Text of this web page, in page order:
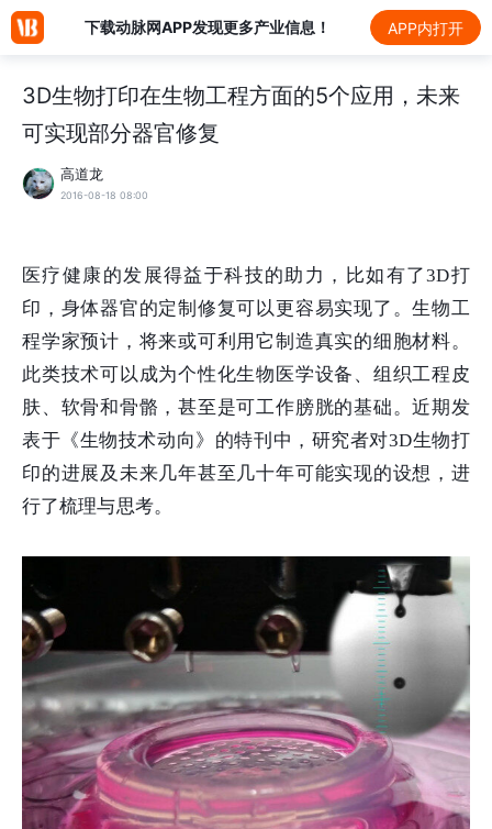
下载动脉网APP发现更多产业信息！ APP内打开
3D生物打印在生物工程方面的5个应用，未来
可实现部分器官修复
高道龙
2016-08-18 08:00
医疗健康的发展得益于科技的助力，比如有了3D打
印，身体器官的定制修复可以更容易实现了。生物工
程学家预计，将来或可利用它制造真实的细胞材料。
此类技术可以成为个性化生物医学设备、组织工程皮
肤、软骨和骨骼，甚至是可工作膀胱的基础。近期发
表于《生物技术动向》的特刊中，研究者对3D生物打
印的进展及未来几年甚至几十年可能实现的设想，进
行了梳理与思考。